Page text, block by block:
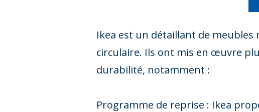
Ikea est un détaillant de
circulaire. Ils ont mis en œuvre
durabilité, notamment :
Programme de reprise : Ikea